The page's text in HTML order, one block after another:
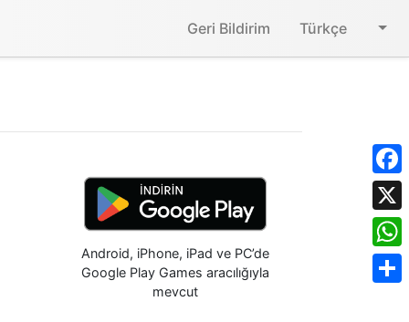
Geri Bildirim Türkçe
X
Android, iPhone, iPad ve PC’de
Google Play Games aracılığıyla
mevcut